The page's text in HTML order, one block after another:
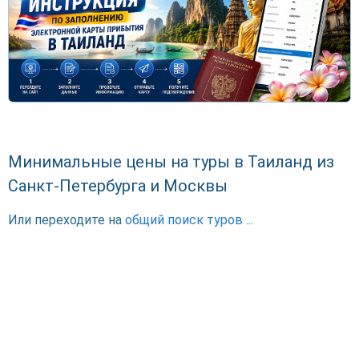
Минимальные цены на туры в Таиланд из
Санкт-Петербурга и Москвы
Или переходите на общий поиск туров ...